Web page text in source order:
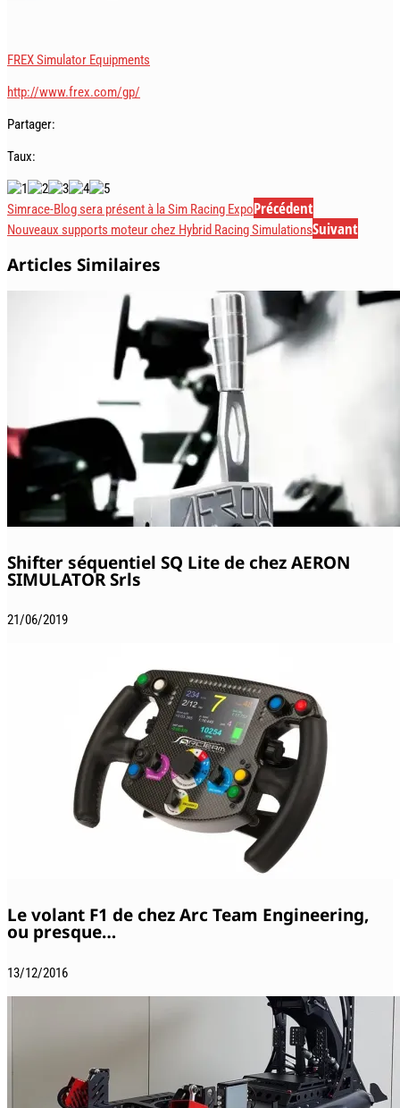
FREX Simulator Equipments
http://www.frex.com/gp/
Partager:
Taux:
Simrace-Blog sera présent à la Sim Racing ExpoPrécédent
Nouveaux supports moteur chez Hybrid Racing SimulationsSuivant
Articles Similaires
Shifter séquentiel SQ Lite de chez AERON
SIMULATOR Srls
21/06/2019
Le volant F1 de chez Arc Team Engineering,
ou presque…
13/12/2016